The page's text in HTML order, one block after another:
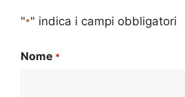
"*" indica i campi obbligatori
Nome *